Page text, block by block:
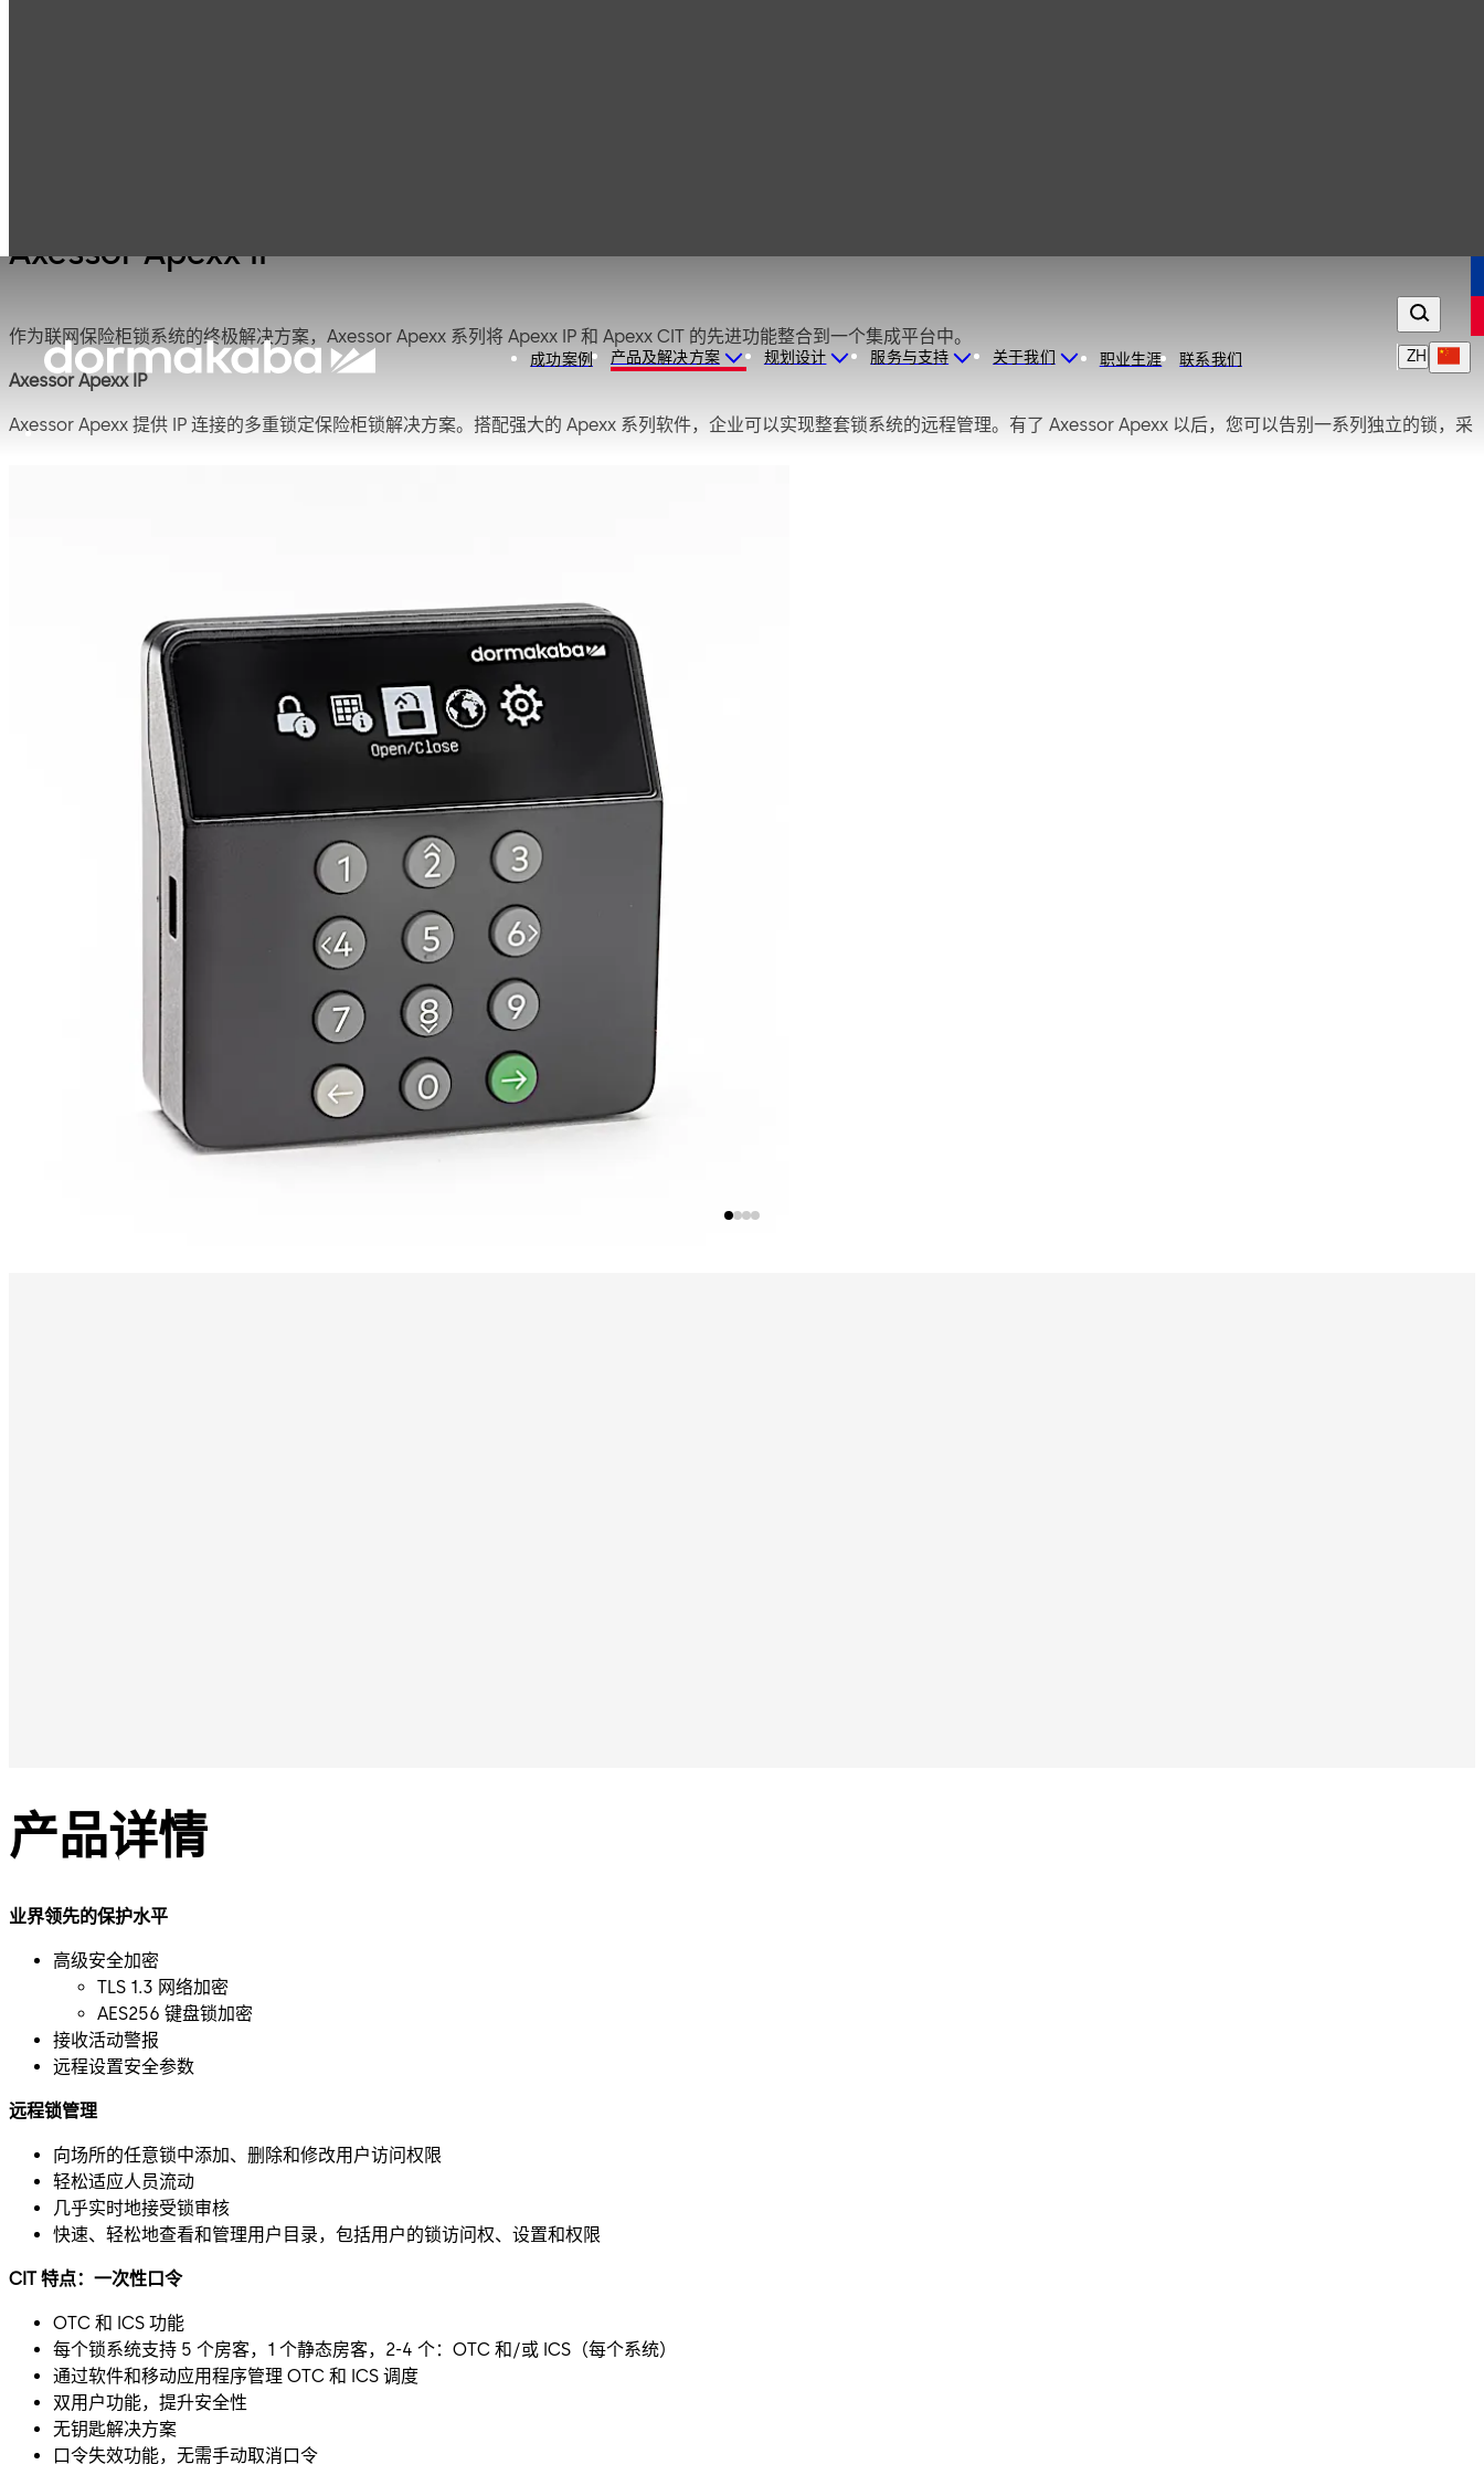
成功案例 产品及解决方案 规划设计 服务与支持 关于我们 职业生涯 联系我们 ZH
Axessor Apexx IP
作为联网保险柜锁系统的终极解决方案，Axessor Apexx 系列将 Apexx IP 和 Apexx CIT 的先进功能整合到一个集成平台中。
Axessor Apexx IP
Axessor Apexx 提供 IP 连接的多重锁定保险柜锁解决方案。搭配强大的 Apexx 系列软件，企业可以实现整套锁系统的远程管理。有了 Axessor Apexx 以后，您可以告别一系列独立的锁，采
并且从 Apexx 系列软件和安全的 dormakaba Safe Locks 移动应用程序进行调度。Axessor Apexx CIT 支持多房客和业主模式，并且具备网络功能，因而是该系列中的顶配新品。它为灵活
的多重锁定 OTC 设定了基准。
产品详情
业界领先的保护水平
高级安全加密
TLS 1.3 网络加密
AES256 键盘锁加密
接收活动警报
远程设置安全参数
远程锁管理
向场所的任意锁中添加、删除和修改用户访问权限
轻松适应人员流动
几乎实时地接受锁审核
快速、轻松地查看和管理用户目录，包括用户的锁访问权、设置和权限
CIT 特点：一次性口令
OTC 和 ICS 功能
每个锁系统支持 5 个房客，1 个静态房客，2-4 个：OTC 和/或 ICS（每个系统）
通过软件和移动应用程序管理 OTC 和 ICS 调度
双用户功能，提升安全性
无钥匙解决方案
口令失效功能，无需手动取消口令